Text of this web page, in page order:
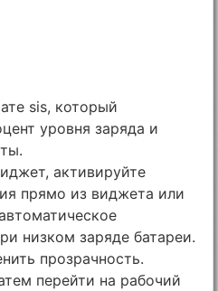
sis, который
уровня заряда и
активируйте
прямо из виджета или
низком заряде батареи.
прозрачность.
перейти на рабочий